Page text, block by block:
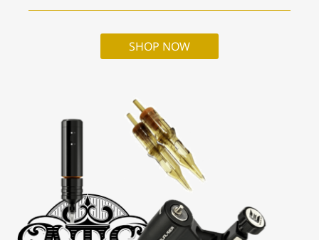
SHOP NOW